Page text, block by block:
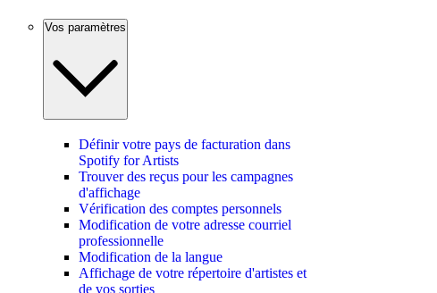
Vos paramètres
Définir votre pays de facturation dans
Spotify for Artists
Trouver des reçus pour les campagnes
d'affichage
Vérification des comptes personnels
Modification de votre adresse courriel
professionnelle
Modification de la langue
Affichage de votre répertoire d'artistes et
de vos sorties